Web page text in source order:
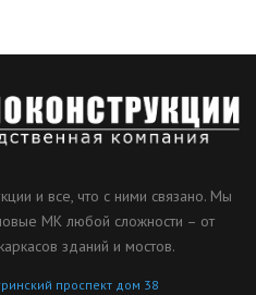
и все, что с ними связано. Мы
МК любой сложности – от
зданий и мостов.
проспект дом 38